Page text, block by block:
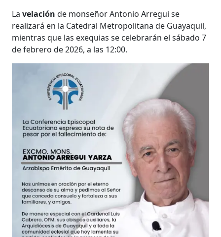
Lavelación de monseñor Antonio Arregui se
realizará en la Catedral Metropolitana de Guayaquil,
mientras que las exequias se celebrarán el sábado 7
de febrero de 2026, a las 12:00.